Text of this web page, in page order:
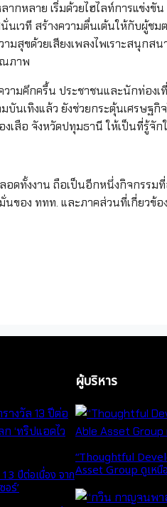
ากหลาย เริ่มด้วยไฮไลท์การแข่ง
นั่นเวที สร้างความตื่นเต้นให้กับผู้
สุขด้วยเสียงเพลงไพเราะสนุกสน
ภาพ
ามคึกครื้น ประชาชนและนักท่องเ
นเทิงแล้ว ยังช่วยกระตุ้นเศรษฐ
เสือ จังหวัดปทุมธานี ให้เป็นที่รู้จัก
อดทั้งงาน ถือเป็นอีกหนึ่งกิจกรร
ของ ททท. และภาคส่วนที่เกี่ยวข้
13 ปีต่อเนื่อง จาก
อร์’
ผู้บริหาร
“Thoughtful
Asset Group ดูเหนื